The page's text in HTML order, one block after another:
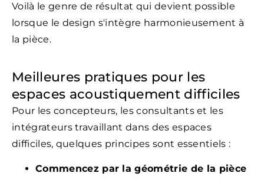
Voilà le genre de résultat qui devient possible
lorsque le design s'intègre harmonieusement à
la pièce.
Meilleures pratiques pour les
espaces acoustiquement difficiles
Pour les concepteurs, les consultants et les
intégrateurs travaillant dans des espaces
difficiles, quelques principes sont essentiels :
Commencez par la géométrie de la pièce